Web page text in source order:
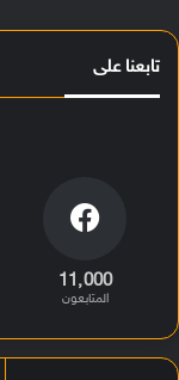
تابعنا على
11٬000
المتابعون